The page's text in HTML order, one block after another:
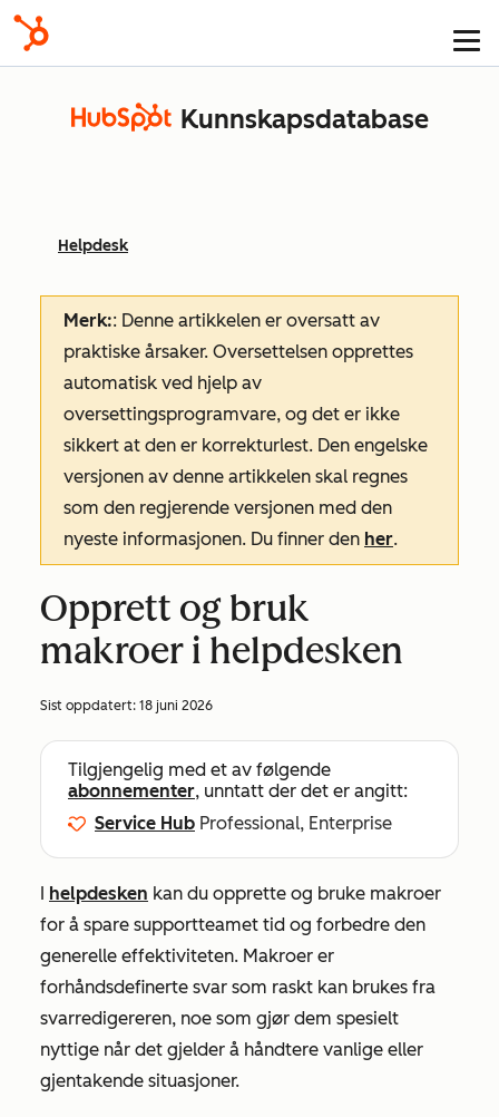
Kunnskapsdatabase
Helpdesk
Merk:: Denne artikkelen er oversatt av
praktiske årsaker. Oversettelsen opprettes
automatisk ved hjelp av
oversettingsprogramvare, og det er ikke
sikkert at den er korrekturlest. Den engelske
versjonen av denne artikkelen skal regnes
som den regjerende versjonen med den
nyeste informasjonen. Du finner den her.
Opprett og bruk
makroer i helpdesken
Sist oppdatert: 18 juni 2026
Tilgjengelig med et av følgende
abonnementer, unntatt der det er angitt:
Service Hub Professional, Enterprise
I helpdesken kan du opprette og bruke makroer
for å spare supportteamet tid og forbedre den
generelle effektiviteten. Makroer er
forhåndsdefinerte svar som raskt kan brukes fra
svarredigereren, noe som gjør dem spesielt
nyttige når det gjelder å håndtere vanlige eller
gjentakende situasjoner.